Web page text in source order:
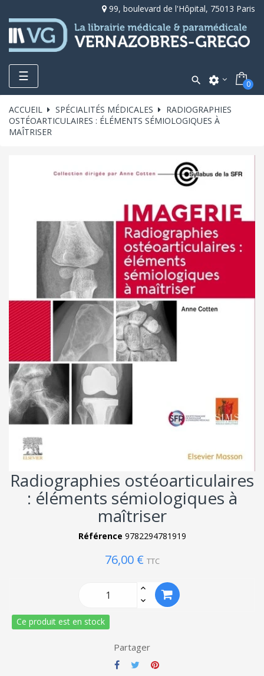
99, boulevard de l'Hôpital, 75013 Paris
Toggle
navigation
☰  settings 0
ACCUEIL SPÉCIALITÉS MÉDICALES
RADIOGRAPHIES
OSTÉOARTICULAIRES : ÉLÉMENTS SÉMIOLOGIQUES À
MAÎTRISER
Radiographies ostéoarticulaires
: éléments sémiologiques à
maîtriser
Référence 9782294781919
76,00 € TTC
Ce produit est en stock
Partager